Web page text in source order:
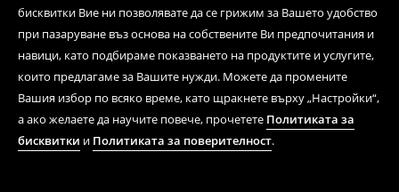
бисквитки Вие ни позволявате да се грижим за Вашето удобство
при пазаруване въз основа на собствените Ви предпочитания и
навици, като подбираме показването на продуктите и услугите,
които предлагаме за Вашите нужди. Можете да промените
Вашия избор по всяко време, като щракнете върху „Настройки“,
а ако желаете да научите повече, прочетете Политиката за
бисквитки и Политиката за поверителност.